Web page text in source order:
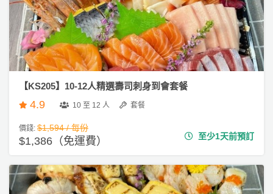
【KS205】10-12人精選壽司刺身到會套餐
4.9 10 至 12 人 套餐
價錢: $1,594 / 每份
$1,386（免運費） 至少1天前預訂